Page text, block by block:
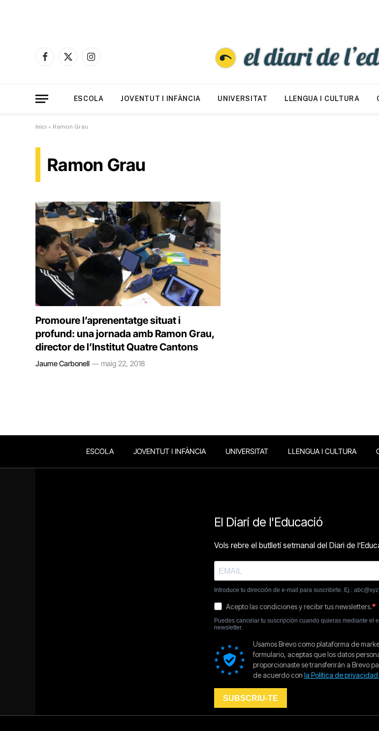
Facebook
X
Instagram
ESCOLA JOVENTUT I INFÀNCIA UNIVERSITAT LLENGUA I CULTURA
Inici » Ramon Grau
Ramon Grau
Promoure l’aprenentatge situat i
profund: una jornada amb Ramon Grau,
director de l’Institut Quatre Cantons
Jaume Carbonell maig 22, 2018
ESCOLA JOVENTUT I INFÀNCIA UNIVERSITAT LLENGUA I CULTURA